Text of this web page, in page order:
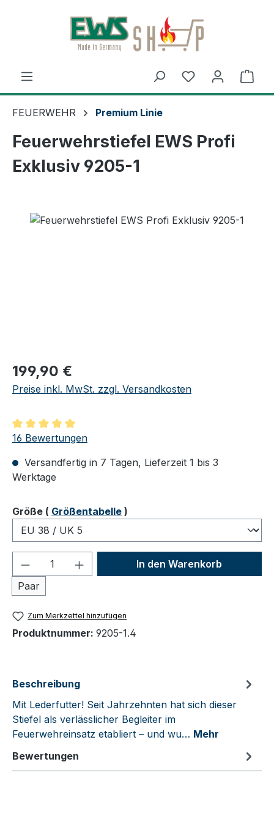
Zum Hauptinhalt springen
FEUERWEHR Premium Linie
Feuerwehrstiefel EWS Profi
Exklusiv 9205-1
Regulärer Preis:
199,90 €
Preise inkl. MwSt. zzgl. Versandkosten
Durchschnittliche Bewertung von 5 von 5 Sternen
16 Bewertungen
Versandfertig in 7 Tagen, Lieferzeit 1 bis 3
Werktage
Größeauswählen
( Größentabelle )
Produkt Anzahl: Gib den
Paar
In den Warenkorb
Zum Merkzettel hinzufügen
Produktnummer: 9205-1.4
Beschreibung
Mit Lederfutter! Seit Jahrzehnten hat sich dieser
Stiefel als verlässlicher Begleiter im
Feuerwehreinsatz etabliert – und wu… Mehr
Bewertungen